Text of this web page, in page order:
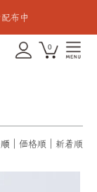
布中
0
価格順 新着順